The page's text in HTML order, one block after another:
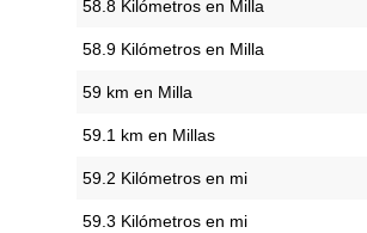
58.8 Kilómetros en Milla
58.9 Kilómetros en Milla
59 km en Milla
59.1 km en Millas
59.2 Kilómetros en mi
59.3 Kilómetros en mi